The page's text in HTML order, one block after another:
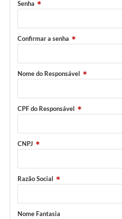
Cadastro de voluntários - Lei n° 5.205/21
Consulta Pública: Revisão Plano Diretor
Cronograma coleta de lixo e seletiva
Biblioteca
Senha
Confirmar a senha
Nome do Responsável
CPF do Responsável
CNPJ
Razão Social
Nome Fantasia